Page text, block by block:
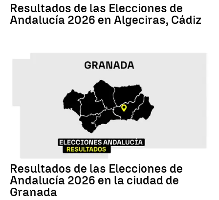
Resultados de las Elecciones de
Andalucía 2026 en Algeciras, Cádiz
Resultados de las Elecciones de
Andalucía 2026 en la ciudad de
Granada